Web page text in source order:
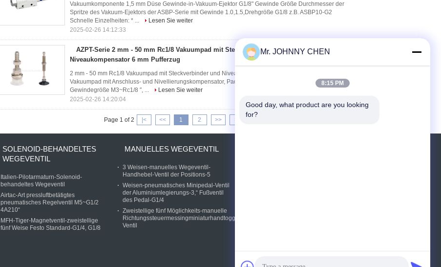
Vakuumkomponente 1,5 mm Düse Gewinde-in-Vakuum-Ejektor G1/8" Gewinde Größe Durchmesser der
Spritze des Vakuum-Ejektors der ASBP-Serie mit Gewinde 1.0,1.5,Drehgröße G1/8 z.B. ASBP10-G2
Schnelle Einzelheiten: * ...
Lesen Sie weiter
2025-02-26 14:12:33
AZPT-Serie 2 mm - 50 mm Rc1/8 Vakuumpad mit Steckverbinder und
Niveaukompensator 6 mm Pufferzug
Kontakt
2 mm - 50 mm Rc1/8 Vakuumpad mit Steckverbinder und Niveaukompensator 6 mm Pufferzug AZPT-Serie
Vakuumpad mit Anschluss- und Nivellierungskompensator, Pad-Durchmesser 2 mm~50 mm,
Gewindegröße M3~Rc1/8 ′′, ...
Lesen Sie weiter
2025-02-26 14:20:04
Page 1 of 2 |< << 1 2 >> >|
SOLENOID-BEHANDELTES
WEGEVENTIL
Italien-Pilotarmaturn-Solenoid-
behandeltes Wegeventil
Airtac-Art pressluftbetätigtes
pneumatisches Regelventil M5~G1/2
4A210“
MFH-Tiger-Magnetventil-zweistellige
fünf Weise Festo Standard-G1/4, G1/8
MANUELLES WEGEVENTIL
3 Weisen-manuelles Wegeventil-
Handhebel-Ventil der Positions-5
Weisen-pneumatisches Minipedal-Ventil
der Aluminiumlegierungs-3,“ Fußventil
des Pedal-G1/4
Zweistellige fünf Möglichkeits-manuelle
Richtungssteuermessingminiaturhandtoggle-
Ventil
Mr. JOHNNY CHEN
8:15 PM
Good day, what product are you looking
for?